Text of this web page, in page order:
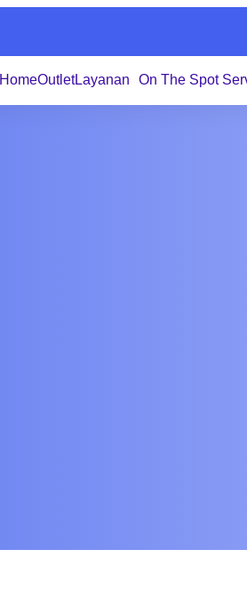
HomeOutletLayanan On The Spot